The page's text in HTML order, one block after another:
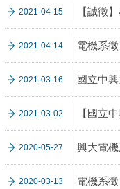
2021-04-15 【誠徵
2021-04-14 電機系
2021-03-16 國立中
2021-03-02 【國立
2020-05-27 興大電
2020-03-13 電機系